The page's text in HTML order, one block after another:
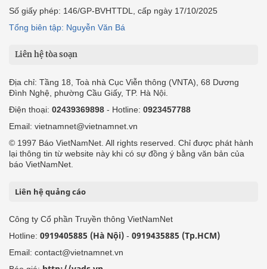
Số giấy phép: 146/GP-BVHTTDL, cấp ngày 17/10/2025
Tổng biên tập: Nguyễn Văn Bá
Liên hệ tòa soạn
Địa chỉ: Tầng 18, Toà nhà Cục Viễn thông (VNTA), 68 Dương
Đình Nghệ, phường Cầu Giấy, TP. Hà Nội.
Điện thoại: 02439369898 - Hotline: 0923457788
Email: vietnamnet@vietnamnet.vn
© 1997 Báo VietNamNet. All rights reserved. Chỉ được phát hành
lại thông tin từ website này khi có sự đồng ý bằng văn bản của
báo VietNamNet.
Liên hệ quảng cáo
Công ty Cổ phần Truyền thông VietNamNet
Hotline: 0919405885 (Hà Nội) - 0919435885 (Tp.HCM)
Email: contact@vietnamnet.vn